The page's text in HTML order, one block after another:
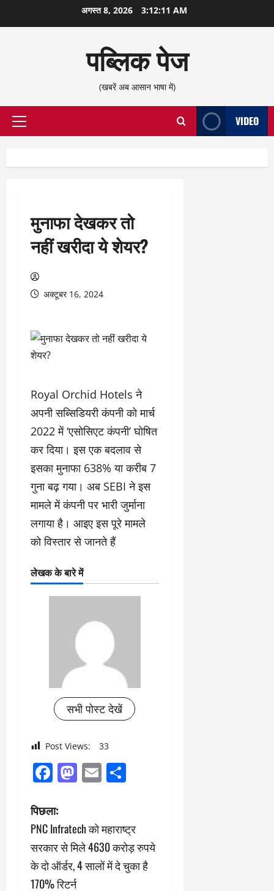
सामग्री
अगस्त 8, 2026 3:12:12 AM
पब्लिक पेज
(खबरें अब आसान भाषा में)
प्राथमिक
VIDEO
मुनाफा देखकर तो
नहीं खरीदा ये शेयर?
अक्टूबर 16, 2024
Royal Orchid Hotels ने
अपनी सब्सिडियरी कंपनी को मार्च
2022 में ‘एसोसिएट कंपनी’ घोषित
कर दिया। इस एक बदलाव से
इसका मुनाफा 638% या करीब 7
गुना बढ़ गया। अब SEBI ने इस
मामले में कंपनी पर भारी जुर्माना
लगाया है। आइए इस पूरे मामले
को विस्तार से जानते हैं
लेखक के बारे में
सभी पोस्ट देखें
Post Views: 33
Facebook
Mastodon
Email
पो
स्ट
ने
पिछला:
PNC Infratech को महाराष्ट्र
सरकार से मिले 4630 करोड़ रुपये
के दो ऑर्डर, 4 सालों में दे चुका है
170% रिटर्न